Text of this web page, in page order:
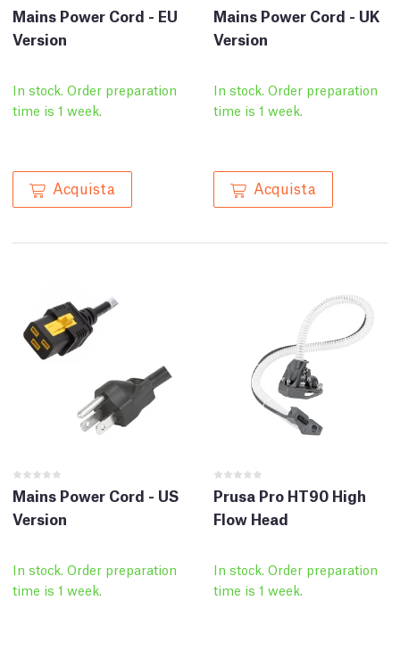
Mains Power Cord - EU
Version
In stock. Order preparation
time is 1 week.
Acquista
Mains Power Cord - UK
Version
In stock. Order preparation
time is 1 week.
Acquista
Mains Power Cord - US
Version
In stock. Order preparation
time is 1 week.
Prusa Pro HT90 High
Flow Head
In stock. Order preparation
time is 1 week.